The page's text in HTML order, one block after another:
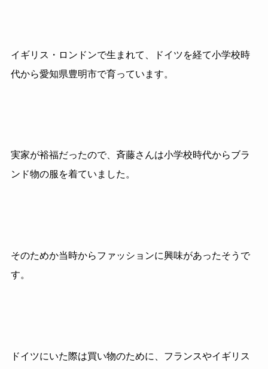
イギリス・ロンドンで生まれて、ドイツを経て小学校時
代から愛知県豊明市で育っています。
実家が裕福だったので、斉藤さんは小学校時代からブラ
ンド物の服を着ていました。
そのためか当時からファッションに興味があったそうで
す。
ドイツにいた際は買い物のために、フランスやイギリス